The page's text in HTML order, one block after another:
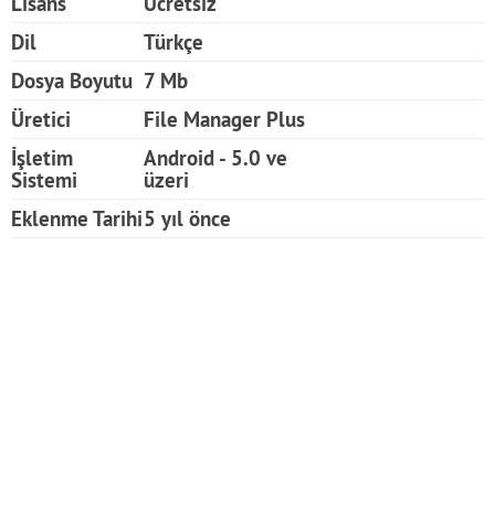
Dil
Türkçe
Dosya Boyutu 7 Mb
Üretici
File Manager Plus
İşletim
Sistemi
Android - 5.0 ve
üzeri
Eklenme Tarihi5 yıl önce